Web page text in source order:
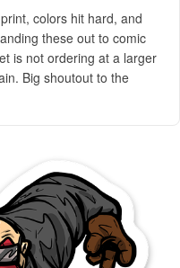
colors hit hard, and
these out to comic
is not ordering at a larger
Big shoutout to the